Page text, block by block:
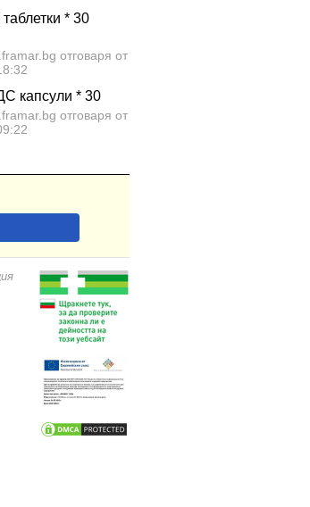
* 30
отговаря от
капсули * 30
отговаря от